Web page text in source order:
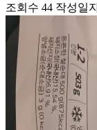
조회수 44 작성일